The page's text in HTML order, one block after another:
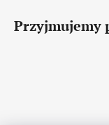
Przyjmujemy